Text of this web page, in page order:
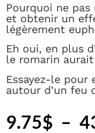
Pourquoi ne pas
et obtenir un
légèrement
Eh oui, en plus
le romarin
Essayez-le pour
autour d’un feu
9.75$ –